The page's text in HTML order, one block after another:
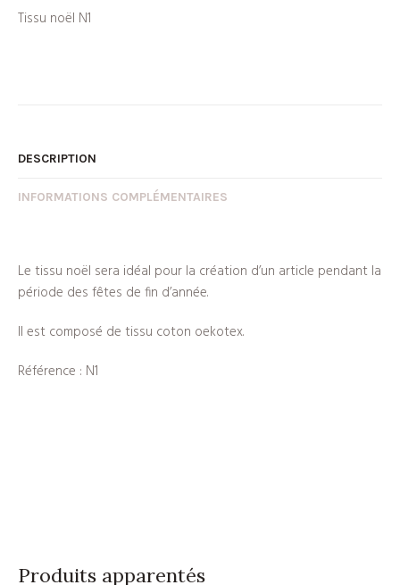
Tissu noël N1
DESCRIPTION
INFORMATIONS COMPLÉMENTAIRES
Le tissu noël sera idéal pour la création d’un article pendant la
période des fêtes de fin d’année.
Il est composé de tissu coton oekotex.
Référence : N1
Produits apparentés